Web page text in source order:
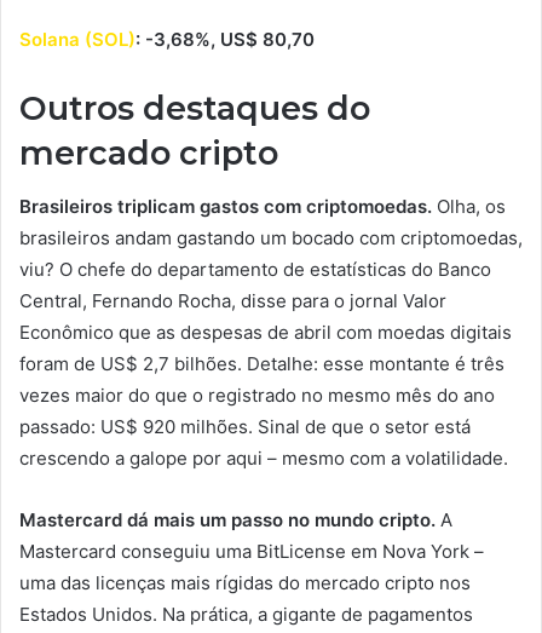
Solana (SOL): -3,68%, US$ 80,70
Outros destaques do
mercado cripto
Brasileiros triplicam gastos com criptomoedas. Olha, os
brasileiros andam gastando um bocado com criptomoedas,
viu? O chefe do departamento de estatísticas do Banco
Central, Fernando Rocha, disse para o jornal Valor
Econômico que as despesas de abril com moedas digitais
foram de US$ 2,7 bilhões. Detalhe: esse montante é três
vezes maior do que o registrado no mesmo mês do ano
passado: US$ 920 milhões. Sinal de que o setor está
crescendo a galope por aqui – mesmo com a volatilidade.
Mastercard dá mais um passo no mundo cripto. A
Mastercard conseguiu uma BitLicense em Nova York –
uma das licenças mais rígidas do mercado cripto nos
Estados Unidos. Na prática, a gigante de pagamentos